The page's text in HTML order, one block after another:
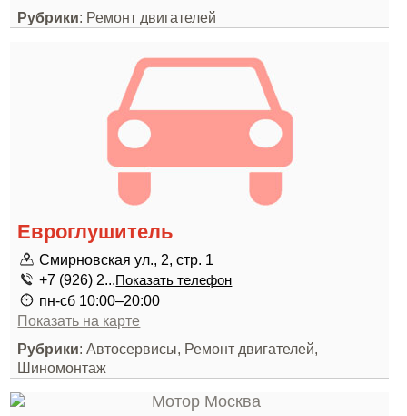
Рубрики: Ремонт двигателей
Евроглушитель
Смирновская ул., 2, стр. 1
+7 (926) 2...Показать телефон
пн-сб 10:00–20:00
Показать на карте
Рубрики: Автосервисы, Ремонт двигателей,
Шиномонтаж